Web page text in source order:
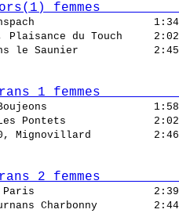
femmes
Ranspach
Plaisance du Touch
Lons le Saunier
1 femmes
1981, Boujeons
Les Pontets
Mignovillard
2 femmes
1978, Paris
Charbonny